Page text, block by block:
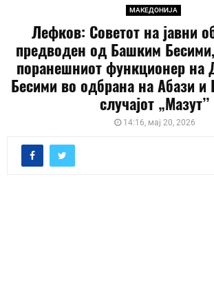
МАКЕДОНИЈА
Лефков: Советот на јавни
предводен од Башким
поранешниот функционер
Бесими во одбрана на Абази и
случајот „Мазут’’
14:16, мај 20, 2026